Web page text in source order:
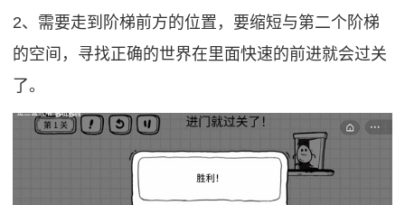
2、需要走到阶梯前方的位置，要缩短与第二个阶梯
的空间，寻找正确的世界在里面快速的前进就会过关
了。